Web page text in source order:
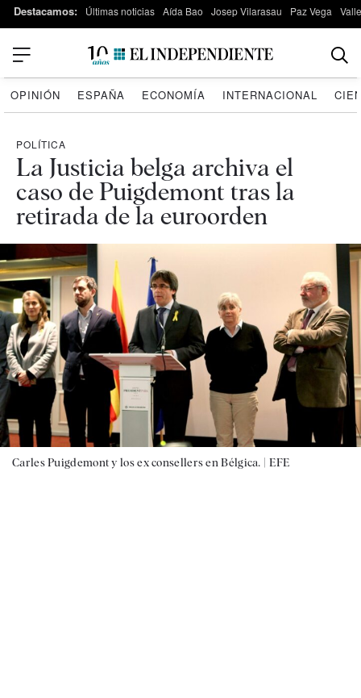
Destacamos: Últimas noticias Aída Bao Josep Vilarasau Paz Vega
OPINIÓN ESPAÑA ECONOMÍA INTERNACIONAL
POLÍTICA
La Justicia belga archiva el
caso de Puigdemont tras la
retirada de la euroorden
Carles Puigdemont y los ex consellers en Bélgica. | EFE